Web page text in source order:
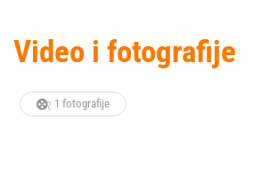
Video i fotografije
1 fotografije